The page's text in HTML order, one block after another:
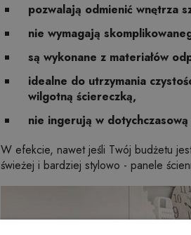
pozwalają odmienić wnętrza
nie wymagają
są wykonane z materiałów
idealne do utrzymania
wilgotną ściereczką,
nie ingerują w
W efekcie, nawet jeśli Twój budżetu
świeżej i bardziej stylowo - panele